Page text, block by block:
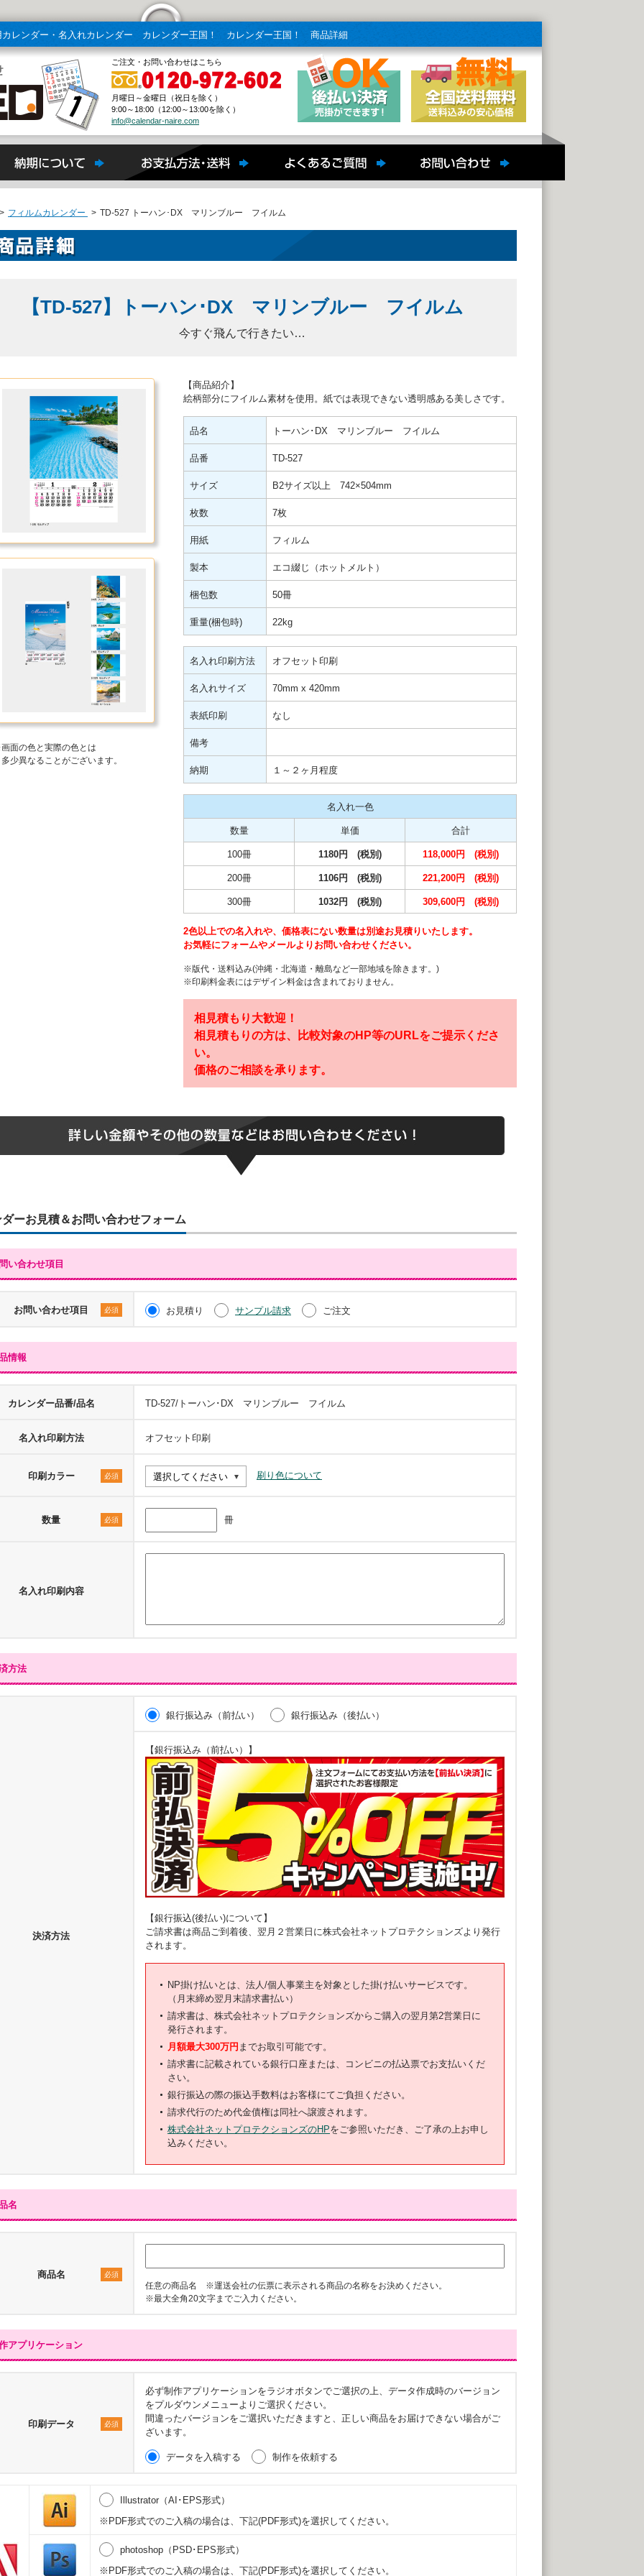
カレンダー・名入れカレンダー カレンダー王国！ カレンダー王国！ 商品詳細
ご注文・お問い合わせはこちら
月曜日～金曜日（祝日を除く）
9:00～18:00（12:00～13:00を除く）
info@calendar-naire.com
> フィルムカレンダー > TD-527 トーハン･DX マリンブルー フイルム
【TD-527】トーハン･DX マリンブルー フイルム
今すぐ飛んで行きたい…
面の色と実際の色とは
多少異なることがございます。
【商品紹介】
絵柄部分にフイルム素材を使用。紙では表現できない透明感ある美しさです。
品名 トーハン･DX マリンブルー フイルム
品番 TD-527
サイズ B2サイズ以上 742×504mm
枚数 7枚
用紙 フィルム
製本 エコ綴じ（ホットメルト）
梱包数 50冊
重量(梱包時) 22kg
名入れ印刷方法 オフセット印刷
名入れサイズ 70mm x 420mm
表紙印刷 なし
備考
納期 １～２ヶ月程度
名入れ一色
数量 単価 合計
100冊 1180円 (税別) 118,000円 (税別)
200冊 1106円 (税別) 221,200円 (税別)
300冊 1032円 (税別) 309,600円 (税別)
2色以上での名入れや、価格表にない数量は別途お見積りいたします。
お気軽にフォームやメールよりお問い合わせください。
※版代・送料込み(沖縄・北海道・離島など一部地域を除きます。)
※印刷料金表にはデザイン料金は含まれておりません。
相見積もり大歓迎！
相見積もりの方は、比較対象のHP等のURLをご提示くださ
い。
価格のご相談を承ります。
ーお見積＆お問い合わせフォーム
い合わせ項目
お問い合わせ項目 必須 お見積り サンプル請求 ご注文
情報
カレンダー品番/品名 TD-527/トーハン･DX マリンブルー フイルム
名入れ印刷方法 オフセット印刷
印刷カラー 必須 刷り色について
数量 必須 冊
名入れ印刷内容
方法
決済方法
銀行振込み（前払い） 銀行振込み（後払い）
【銀行振込み（前払い）】
【銀行振込(後払い)について】
ご請求書は商品ご到着後、翌月２営業日に株式会社ネットプロテクションズより発行
されます。
NP掛け払いとは、法人/個人事業主を対象とした掛け払いサービスです。
（月末締め翌月末請求書払い）
請求書は、株式会社ネットプロテクションズからご購入の翌月第2営業日に
発行されます。
月額最大300万円 までお取引可能です。
請求書に記載されている銀行口座または、コンビニの払込票でお支払いくだ
さい。
銀行振込の際の振込手数料はお客様にてご負担ください。
請求代行のため代金債権は同社へ譲渡されます。
株式会社ネットプロテクションズのHPをご参照いただき、ご了承の上お申し
込みください。
名
商品名 必須
任意の商品名 ※運送会社の伝票に表示される商品の名称をお決めください。
※最大全角20文字までご入力ください。
アプリケーション
印刷データ 必須
必ず制作アプリケーションをラジオボタンでご選択の上、データ作成時のバージョン
をプルダウンメニューよりご選択ください。
間違ったバージョンをご選択いただきますと、正しい商品をお届けできない場合がご
ざいます。
データを入稿する 制作を依頼する
Illustrator（AI･EPS形式）
※PDF形式でのご入稿の場合は、下記(PDF形式)を選択してください。
photoshop（PSD･EPS形式）
※PDF形式でのご入稿の場合は、下記(PDF形式)を選択してください。